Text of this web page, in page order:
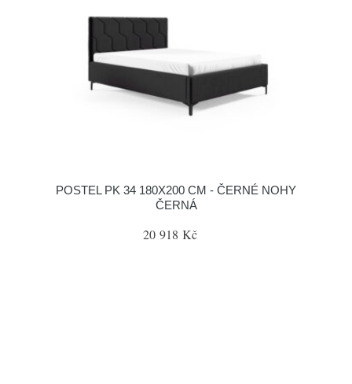
POSTEL PK 34 180X200 CM - ČERNÉ NOHY
ČERNÁ
20 918 Kč